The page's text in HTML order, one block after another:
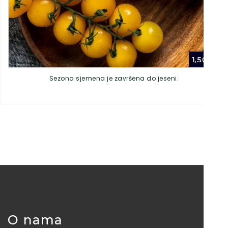
1,50
Sezona sjemena je završena do jeseni.
O nama